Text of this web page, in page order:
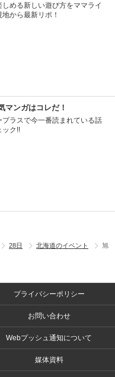
しめる新しい遊び方をママライ
から最新リポ！
マンガはコレだ！
プラスで今一番読まれている話
ック!!
28日 北海道のイベント
旭
プライバシーポリシー
お問い合わせ
Webプッシュ通知について
媒体資料